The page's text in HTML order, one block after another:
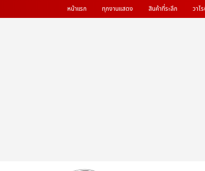
หน้าแรก ทุกงานแสดง สินค้าที่ระลึก วาไ